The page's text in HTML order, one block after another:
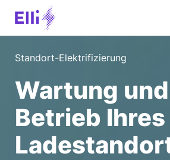
Standort-Elektrifizierung
Wartung und
Betrieb Ihres